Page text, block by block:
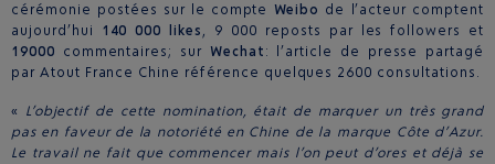
cérémonie postées sur le compte Weibo de l’acteur comptent
aujourd’hui 140 000 likes , 9 000 reposts par les followers et
19000 commentaires; sur Wechat : l’article de presse partagé
par Atout France Chine référence quelques 2600 consultations.
« L’objectif de cette nomination, était de marquer un très grand
pas en faveur de la notoriété en Chine de la marque Côte d’Azur.
Le travail ne fait que commencer mais l’on peut d’ores et déjà se